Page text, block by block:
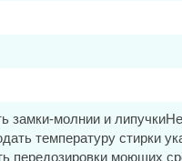
замки-молнии и
температуру стирки
передозировки моющих